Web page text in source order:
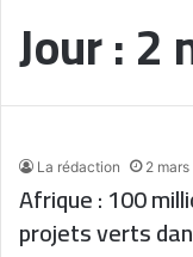
Jour :2
La rédaction 2
Afrique : 100
projets verts